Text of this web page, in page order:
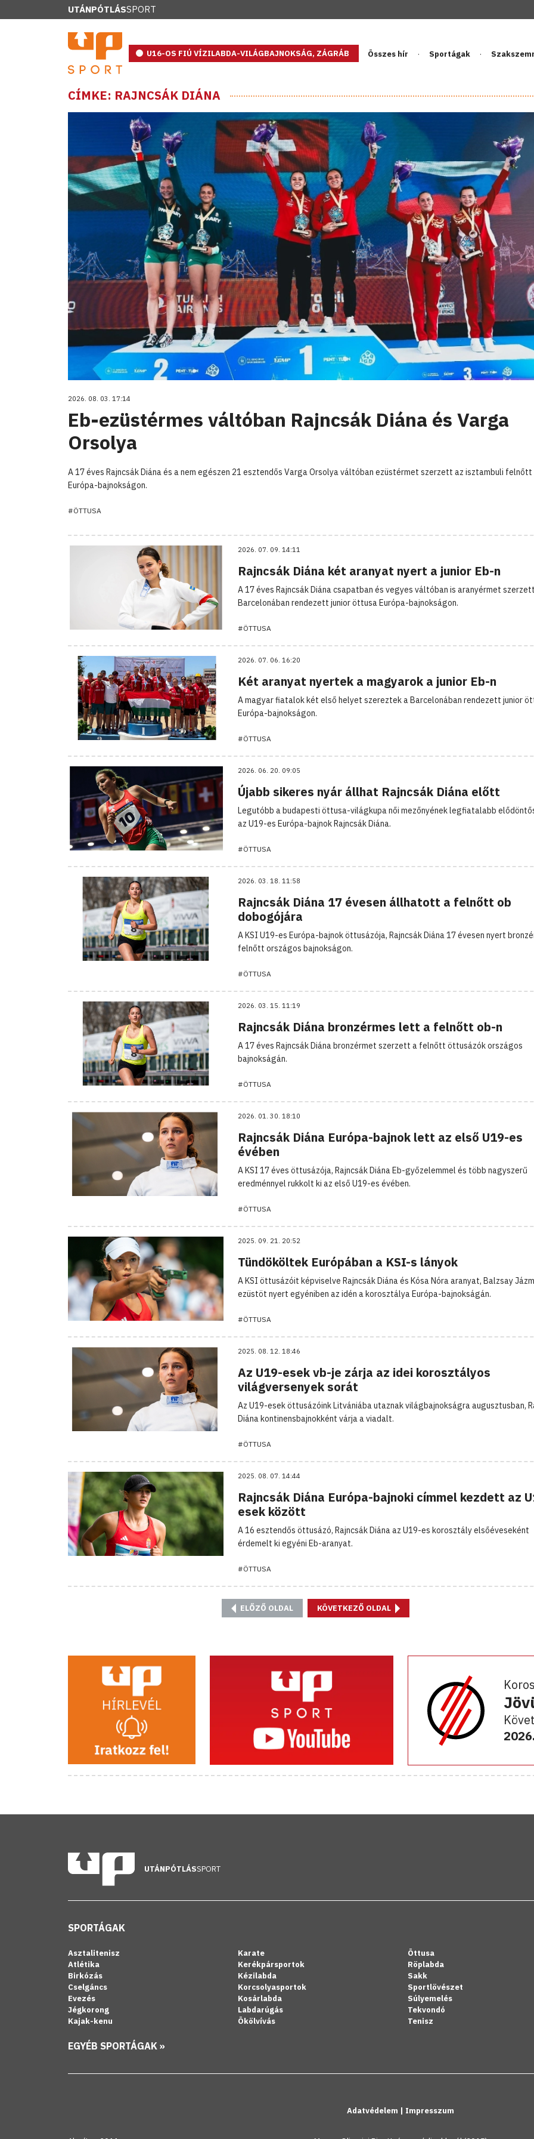
UTÁNPÓTLÁSSPORT
U16-OS FIÚ VÍZILABDA-VILÁGBAJNOKSÁG, ZÁGRÁB Összes hír Sportágak
CÍMKE: RAJNCSÁK DIÁNA
2026. 08. 03. 17:14
Eb-ezüstérmes váltóban Rajncsák Diána és Varga
Orsolya
A 17 éves Rajncsák Diána és a nem egészen 21 esztendős Varga Orsolya váltóban ezüstérmet szerzett az isztambuli
Európa-bajnokságon.
#ÖTTUSA
2026. 07. 09. 14:11
Rajncsák Diána két aranyat nyert a junior Eb-n
A 17 éves Rajncsák Diána csapatban és vegyes váltóban is aranyérmet
Barcelonában rendezett junior öttusa Európa-bajnokságon.
#ÖTTUSA
2026. 07. 06. 16:20
Két aranyat nyertek a magyarok a junior Eb-n
A magyar fiatalok két első helyet szereztek a Barcelonában rendezett junior
Európa-bajnokságon.
#ÖTTUSA
2026. 06. 20. 09:05
Újabb sikeres nyár állhat Rajncsák Diána előtt
Legutóbb a budapesti öttusa-világkupa női mezőnyének legfiatalabb
az U19-es Európa-bajnok Rajncsák Diána.
#ÖTTUSA
2026. 03. 18. 11:58
Rajncsák Diána 17 évesen állhatott a felnőtt ob
dobogójára
A KSI U19-es Európa-bajnok öttusázója, Rajncsák Diána 17 évesen nyert
felnőtt országos bajnokságon.
#ÖTTUSA
2026. 03. 15. 11:19
Rajncsák Diána bronzérmes lett a felnőtt ob-n
A 17 éves Rajncsák Diána bronzérmet szerzett a felnőtt öttusázók országos
bajnokságán.
#ÖTTUSA
2026. 01. 30. 18:10
Rajncsák Diána Európa-bajnok lett az első U19-es
évében
A KSI 17 éves öttusázója, Rajncsák Diána Eb-győzelemmel és több nagyszerű
eredménnyel rukkolt ki az első U19-es évében.
#ÖTTUSA
2025. 09. 21. 20:52
Tündököltek Európában a KSI-s lányok
A KSI öttusázóit képviselve Rajncsák Diána és Kósa Nóra aranyat, Balzsay
ezüstöt nyert egyéniben az idén a korosztálya Európa-bajnokságán.
#ÖTTUSA
2025. 08. 12. 18:46
Az U19-esek vb-je zárja az idei korosztályos
világversenyek sorát
Az U19-esek öttusázóink Litvániába utaznak világbajnokságra augusztusban,
Diána kontinensbajnokként várja a viadalt.
#ÖTTUSA
2025. 08. 07. 14:44
Rajncsák Diána Európa-bajnoki címmel kezdett az
esek között
A 16 esztendős öttusázó, Rajncsák Diána az U19-es korosztály elsőéveseként
érdemelt ki egyéni Eb-aranyat.
#ÖTTUSA
ELŐZŐ OLDAL KÖVETKEZŐ OLDAL
UTÁNPÓTLÁSSPORT
SPORTÁGAK
Asztalitenisz
Atlétika
Birkózás
Cselgáncs
Evezés
Jégkorong
Kajak-kenu
Karate
Kerékpársportok
Kézilabda
Korcsolyasportok
Kosárlabda
Labdarúgás
Ökölvívás
Öttusa
Röplabda
Sakk
Sportlövészet
Súlyemelés
Tekvondó
Tenisz
EGYÉB SPORTÁGAK »
Adatvédelem | Impresszum